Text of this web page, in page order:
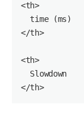
<th>
time (ms)
</th>
<th>
  Slowdown
</th >